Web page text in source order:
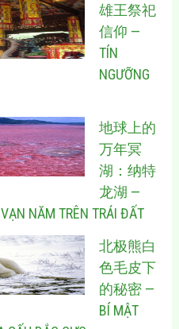
雄王祭祀
信仰 —
TÍN
NGƯỠNG
地球上的
万年冥
湖：纳特
龙湖 —
NĂM TRÊN TRÁI ĐẤT
北极熊白
色毛皮下
的秘密 —
BÍ MẬT